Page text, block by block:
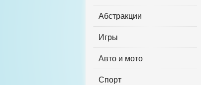
Абстракции
Игры
Авто и мото
Спорт